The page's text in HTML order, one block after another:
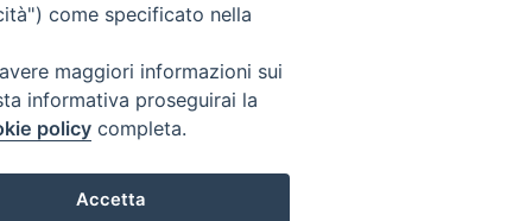
come specificato nella
maggiori informazioni sui
informativa proseguirai la
policy completa.
Accetta